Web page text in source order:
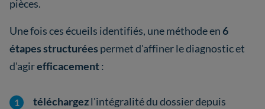
pièces.
Une fois ces écueils identifiés, une méthode en 6
étapes structurées permet d'affiner le diagnostic et
d'agirefficacement:
téléchargezl'intégralité du dossier depuis